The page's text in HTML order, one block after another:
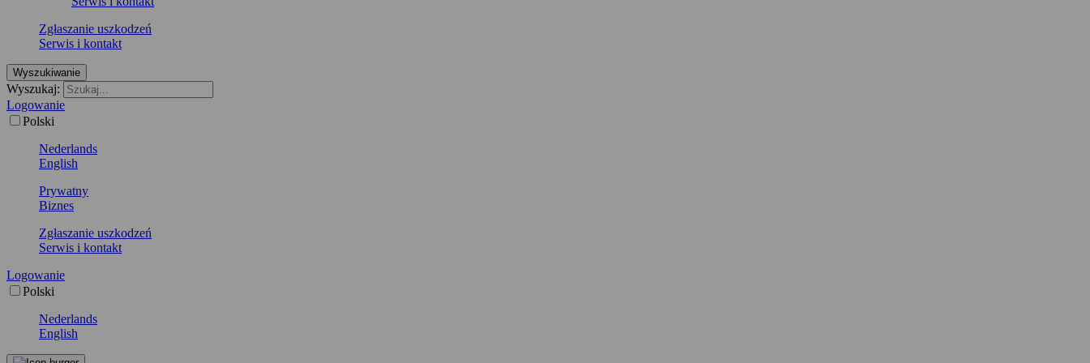
Zgłaszanie uszkodzeń
Serwis i kontakt
Wyszukiwanie
Wyszukaj:
Logowanie
Polski
Nederlands
English
Prywatny
Biznes
Zgłaszanie uszkodzeń
Serwis i kontakt
Logowanie
Polski
Nederlands
English